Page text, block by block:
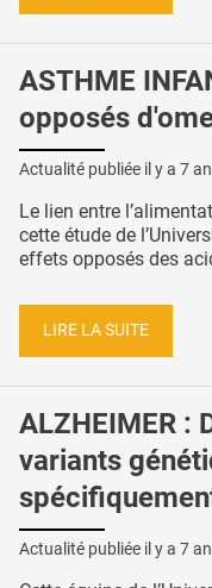
ASTHME
opposés
Actualité publiée il y a 7
Le lien entre
cette étude de
effets opposés des
LIRE LA SUITE
ALZHEIMER :
variants
Actualité publiée il y a 7